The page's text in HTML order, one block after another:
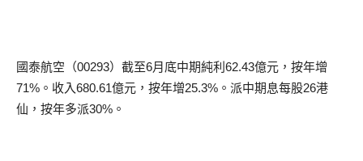
國泰航空（00293）截至6月底中期純利62.43億元，按年增
71%。收入680.61億元，按年增25.3%。派中期息每股26港
仙，按年多派30%。